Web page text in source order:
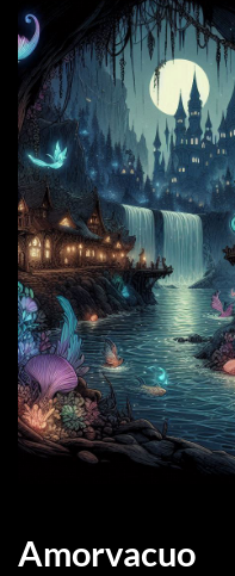
Amorvacuo